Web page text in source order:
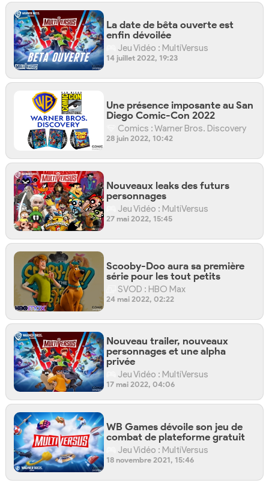
La date de bêta ouverte est
enfin dévoilée
Jeu Vidéo : MultiVersus
14 juillet 2022, 19:23
Une présence imposante au San
Diego Comic-Con 2022
Comics : Warner Bros. Discovery
28 juin 2022, 10:42
Nouveaux leaks des futurs
personnages
Jeu Vidéo : MultiVersus
27 mai 2022, 15:45
Scooby-Doo aura sa première
série pour les tout petits
SVOD : HBO Max
24 mai 2022, 02:22
Nouveau trailer, nouveaux
personnages et une alpha
privée
Jeu Vidéo : MultiVersus
17 mai 2022, 04:06
WB Games dévoile son jeu de
combat de plateforme gratuit
Jeu Vidéo : MultiVersus
18 novembre 2021, 15:46